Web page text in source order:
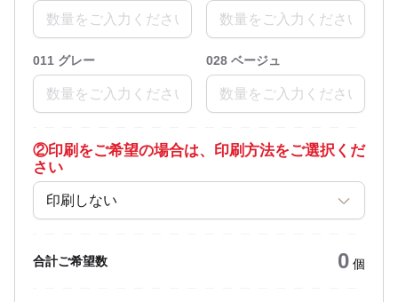
011 グレー 028 ベージュ
②印刷をご希望の場合は、印刷方法をご選択くだ
さい
印刷しない
合計ご希望数 0 個